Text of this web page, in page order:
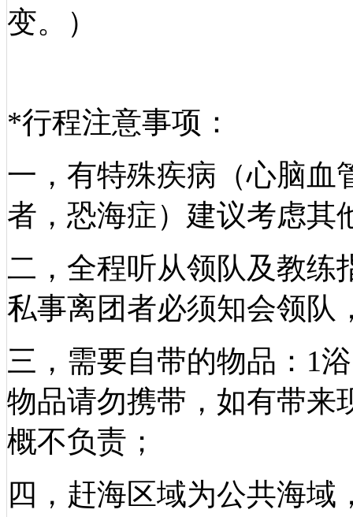
变。）
*行程注意事项：
一，有特殊疾病（心脑血
者，恐海症）建议考虑其
二，全程听从领队及教练
私事离团者必须知会领队
三，需要自带的物品：1
物品请勿携带，如有带来
概不负责；
四，赶海区域为公共海